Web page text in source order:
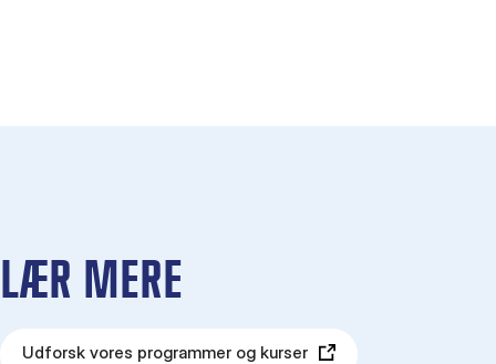
LÆR MERE
Udforsk vores programmer og kurser